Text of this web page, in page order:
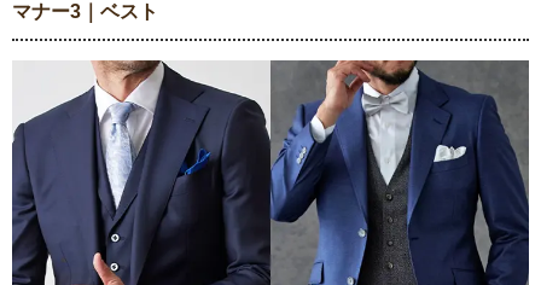
マナー3｜ベスト